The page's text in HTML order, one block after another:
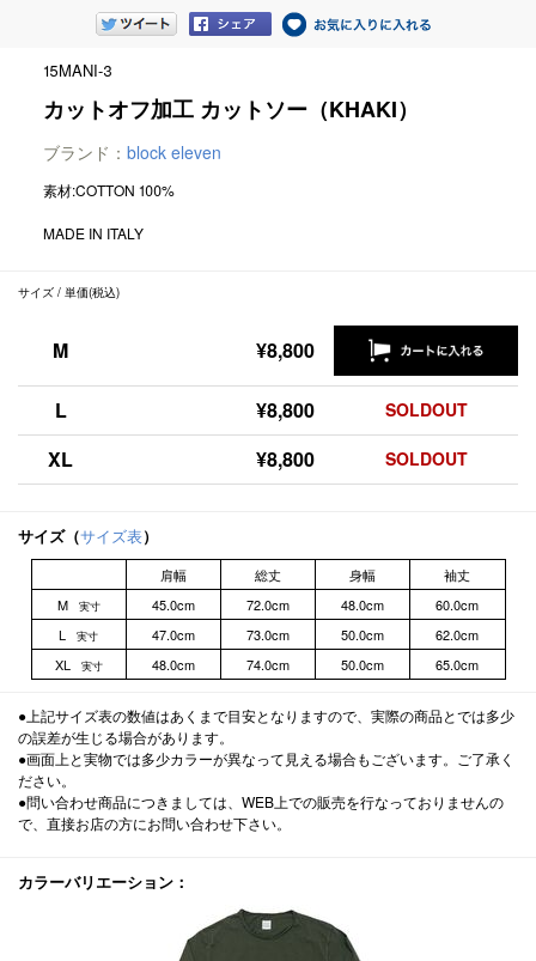
15MANI-3
カットオフ加工 カットソー（KHAKI）
ブランド： block eleven
素材:COTTON 100%
MADE IN ITALY
サイズ / 単価(税込)
M ¥8,800
L ¥8,800 SOLDOUT
XL ¥8,800 SOLDOUT
サイズ（サイズ表）
肩幅 総丈 身幅
袖丈
M実寸 45.0cm 72.0cm 48.0cm
60.0cm
L
実寸 47.0cm 73.0cm 50.0cm
62.0cm
XL
実寸 48.0cm 74.0cm 50.0cm 65.0cm
●上記サイズ表の数値はあくまで目安となりますので、実際の商品とでは多少
の誤差が生じる場合があります。
●画面上と実物では多少カラーが異なって見える場合もございます。ご了承く
ださい。
●問い合わせ商品につきましては、WEB上での販売を行なっておりませんの
で、直接お店の方にお問い合わせ下さい。
カラーバリエーション：